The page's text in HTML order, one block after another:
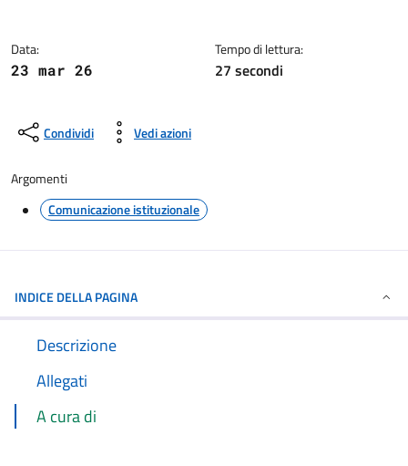
Data:
23 mar 26
Tempo di lettura:
27 secondi
Condividi Vedi azioni
Argomenti
Comunicazione istituzionale
INDICE DELLA PAGINA
Descrizione
Allegati
A cura di